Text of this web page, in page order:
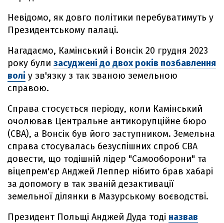
Невідомо, як довго політики перебуватимуть у
Президентському палаці.
Нагадаємо, Камінський і Вонсік 20 грудня 2023
року були засуджені до двох років позбавлення
волі у зв'язку з так званою земельною
справою.
Справа стосується періоду, коли Камінський
очолював Центральне антикорупційне бюро
(СВА), а Вонсік був його заступником. Земельна
справа стосувалась безуспішних спроб СВА
довести, що тодішній лідер "Самооборони" та
віцепрем'єр Анджей Леппер нібито брав хабарі
за допомогу в так званій дезактивації
земельної ділянки в Мазурському воєводстві.
Президент Польщі Анджей Дуда тоді назвав